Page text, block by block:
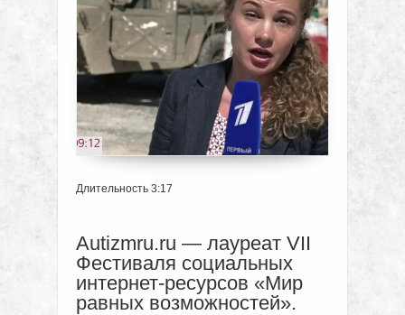
Длительность 3:17
Autizmru.ru — лауреат VII
Фестиваля социальных
интернет-ресурсов «Мир
равных возможностей».